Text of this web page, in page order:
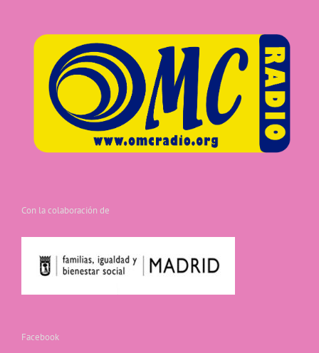
Con la colaboración de
Facebook